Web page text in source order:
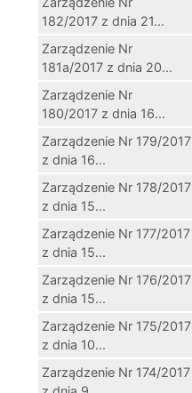
182/2017 z dnia 21...
Zarządzenie Nr
181a/2017 z dnia 20...
Zarządzenie Nr
180/2017 z dnia 16...
Zarządzenie Nr 179/2017
z dnia 16...
Zarządzenie Nr 178/2017
z dnia 15...
Zarządzenie Nr 177/2017
z dnia 15...
Zarządzenie Nr 176/2017
z dnia 15...
Zarządzenie Nr 175/2017
z dnia 10...
Zarządzenie Nr 174/2017